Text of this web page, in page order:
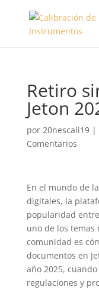
Retiro
Jeton
por 20nescali19|
Comentarios
En el mundo de
digitales, la
popularidad
uno de los
comunidad es
documentos en
año 2025,
regulaciones y